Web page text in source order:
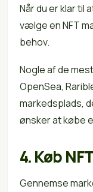
Når du er klar til
vælge en NFT
behov.
Nogle af de
OpenSea,
markedsplads,
ønsker at købe
4. Køb NFT
Gennemse